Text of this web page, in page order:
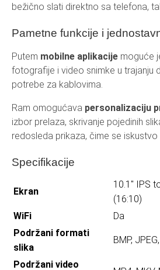
bežično slati direktno sa telefona,
Pametne funkcije i
Putem mobilne aplikacije moguće
fotografije i video snimke u trajanju
potrebe za kablovima.
Ram omogućava personalizaciju
izbor prelaza, skrivanje pojedinih
redosleda prikaza, čime se iskustvo
Specifikacije
Ekran
10.1″ IPS
(16:10)
WiFi
Da
Podržani formati
slika
BMP,
Podržani video